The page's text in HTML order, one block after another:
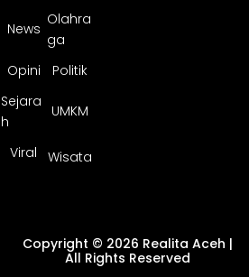
News
Olahra
ga
Opini
Politik
Sejara
h
UMKM
Viral Wisata
Copyright © 2026 Realita Aceh |
All Rights Reserved